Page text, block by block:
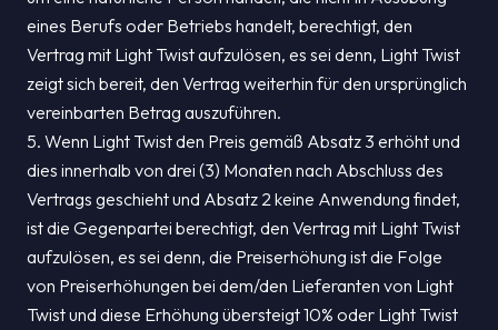
eines Berufs oder Betriebs handelt, berechtigt, den
Vertrag mit Light Twist aufzulösen, es sei denn, Light Twist
zeigt sich bereit, den Vertrag weiterhin für den ursprünglich
vereinbarten Betrag auszuführen.
5. Wenn Light Twist den Preis gemäß Absatz 3 erhöht und
dies innerhalb von drei (3) Monaten nach Abschluss des
Vertrags geschieht und Absatz 2 keine Anwendung findet,
ist die Gegenpartei berechtigt, den Vertrag mit Light Twist
aufzulösen, es sei denn, die Preiserhöhung ist die Folge
von Preiserhöhungen bei dem/den Lieferanten von Light
Twist und diese Erhöhung übersteigt 10% oder Light Twist